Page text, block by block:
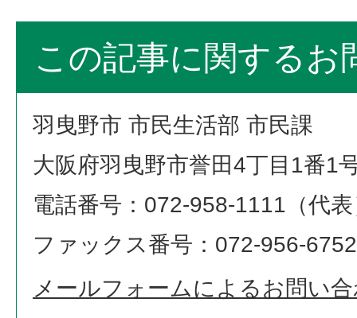
この記事に関するお
羽曳野市 市民生活部 市民課
大阪府羽曳野市誉田4丁目1番1
電話番号：072-958-1111（代
ファックス番号：072-956-6752
メールフォームによるお問い